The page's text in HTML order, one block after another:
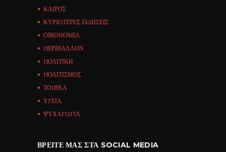
ΚΑΙΡΟΣ
ΚΥΡΙΟΤΕΡΕΣ ΕΙΔΗΣΕΙΣ
ΟΙΚΟΝΟΜΙΑ
ΠΕΡΙΒΑΛΛΟΝ
ΠΟΛΙΤΙΚΗ
ΠΟΛΙΤΙΣΜΟΣ
ΤΟΠΙΚΑ
ΥΓΕΙΑ
ΨΥΧΑΓΩΓΙΑ
ΒΡΕΊΤΕ ΜΑΣ ΣΤΑ SOCIAL MEDIA